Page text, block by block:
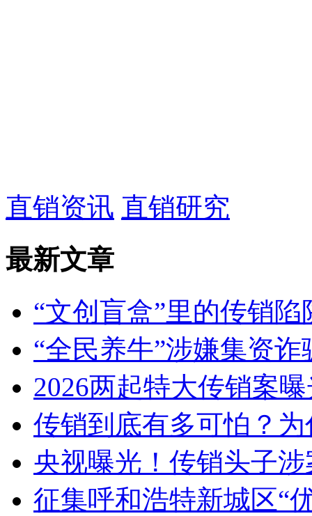
直销资讯 直销研究
最新文章
“文创盲盒”里的传销陷
“全民养牛”涉嫌集资
2026两起特大传销案
传销到底有多可怕？
央视曝光！传销头子
征集呼和浩特新城区“